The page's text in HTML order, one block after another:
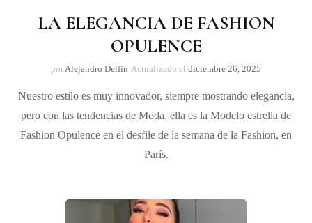
LA ELEGANCIA DE FASHION
OPULENCE
por Alejandro Delfin Actualizado el diciembre 26, 2025
Nuestro estilo es muy innovador, siempre mostrando elegancia,
pero con las tendencias de Moda. ella es la Modelo estrella de
Fashion Opulence en el desfile de la semana de la Fashion, en
París.